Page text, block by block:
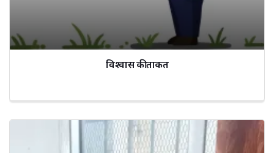
विश्वास की ताकत